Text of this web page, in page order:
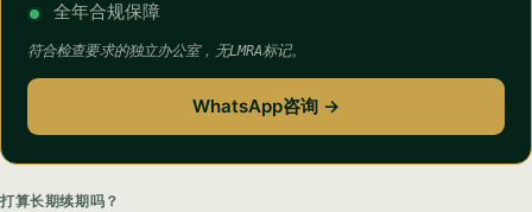
全年合规保障
符合检查要求的独立办公室，无LMRA标记。
WhatsApp咨询 →
打算长期续期吗？